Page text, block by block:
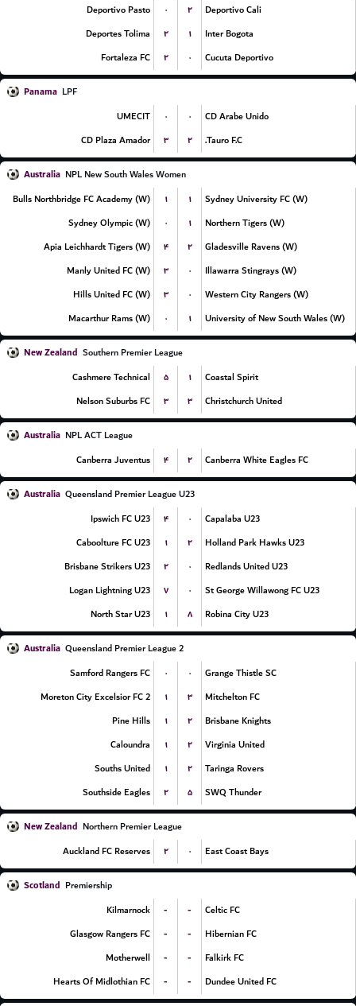
Deportivo Pasto
۰ ۲
Deportivo Cali
Deportes Tolima
۲ ۱
Inter Bogota
Fortaleza FC
۲ ۰ Cucuta Deportivo
Panama LPF
UMECIT
۰ ۰
CD Arabe Unido
CD Plaza Amador
۳ ۲ Tauro F.C.
Australia NPL New South Wales Women
Bulls Northbridge FC Academy (W)
۱ ۱
Sydney University FC (W)
Sydney Olympic (W)
۰ ۱
Northern Tigers (W)
Apia Leichhardt Tigers (W)
۴ ۲
Gladesville Ravens (W)
Manly United FC (W)
۳ ۰
Illawarra Stingrays (W)
Hills United FC (W)
۳ ۰
Western City Rangers (W)
Macarthur Rams (W)
۰ ۱ University of New South Wales (W)
New Zealand Southern Premier League
Cashmere Technical
۵ ۱
Coastal Spirit
Nelson Suburbs FC
۳ ۳ Christchurch United
Australia NPL ACT League
Canberra Juventus
۴ ۲ Canberra White Eagles FC
Australia Queensland Premier League U23
Ipswich FC U23
۴ ۰
Capalaba U23
Caboolture FC U23
۱ ۲
Holland Park Hawks U23
Brisbane Strikers U23
۲ ۰
Redlands United U23
Logan Lightning U23
۷ ۰
St George Willawong FC U23
North Star U23
۱ ۸ Robina City U23
Australia Queensland Premier League 2
Samford Rangers FC
۰ ۰
Grange Thistle SC
Moreton City Excelsior FC 2
۱ ۳
Mitchelton FC
Pine Hills
۱ ۲
Brisbane Knights
Caloundra
۱ ۲
Virginia United
Souths United
۱ ۲
Taringa Rovers
Southside Eagles
۲ ۵ SWQ Thunder
New Zealand Northern Premier League
Auckland FC Reserves
۲ ۰ East Coast Bays
Scotland Premiership
Kilmarnock
- -
Celtic FC
Glasgow Rangers FC
- -
Hibernian FC
Motherwell
- -
Falkirk FC
Hearts Of Midlothian FC
- - Dundee United FC